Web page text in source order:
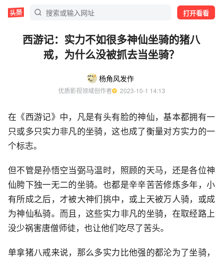
打开看看
西游记：实力不如很多神仙坐骑的猪八
戒，为什么没被抓去当坐骑？
杨角风发作
优质影视领域创作者
  2023-10-1 14:13
在《西游记》中，凡是有头有脸的神仙，基本都拥有一
只或多只实力非凡的坐骑，这也成了衡量对方实力的一
个标志。
但不管是孙悟空当弼马温时，照顾的天马，还是各位神
仙胯下独一无二的坐骑。也都是辛辛苦苦修炼多年，小
有所成之后，才被大神们挑中，或上天被万人骑，或成
为神仙私骑。而且，这些实力非凡的坐骑，在取经路上
没少祸害唐僧师徒，也让他们吃尽了苦头。
单拿猪八戒来说，那么多实力比他强的都沦为了坐骑，